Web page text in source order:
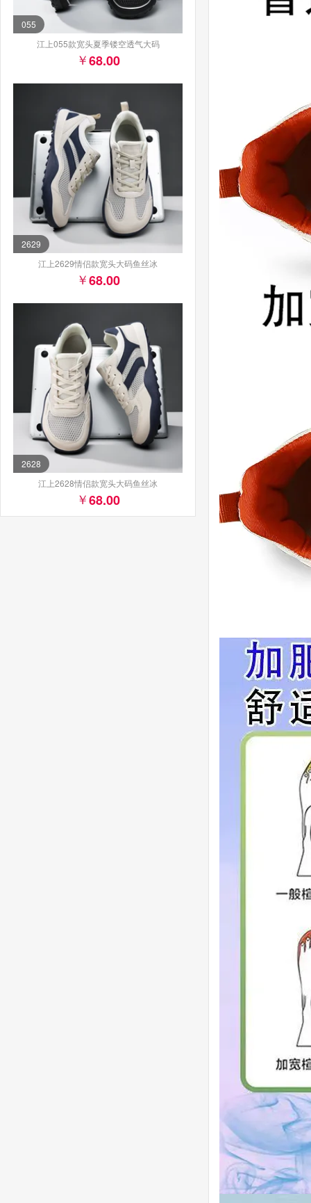
055
江上055款宽头夏季镂空透气大码
68.00
2629
江上2629情侣款宽头大码鱼丝冰
68.00
2628
江上2628情侣款宽头大码鱼丝冰
68.00